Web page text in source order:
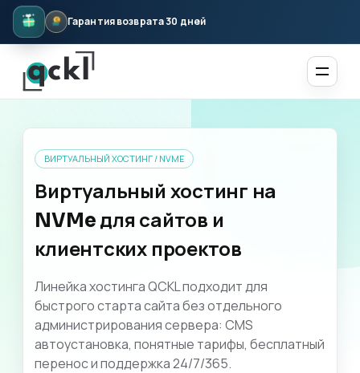
Гарантия возврата 30 дней
ВИРТУАЛЬНЫЙ ХОСТИНГ / NVME
Виртуальный хостинг на
NVMe для сайтов и
клиентских проектов
Линейка хостинга QCKL подходит для
быстрого старта сайта без отдельного
администрирования сервера: CMS
автоустановка, понятные тарифы, бесплатный
перенос и поддержка 24/7/365.